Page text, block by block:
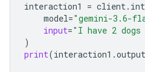
interaction1 = client.
model="gemini-3.6-
input="I have 2 dogs
)
print(interaction1 .